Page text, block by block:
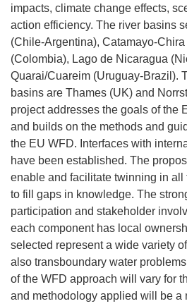
impacts, climate change effects,
action efficiency. The river basins
(Chile-Argentina), Catamayo-
(Colombia), Lago de Nicaragua
Quarai/Cuareim (Uruguay-Brazil).
basins are Thames (UK) and
project addresses the goals of the
and builds on the methods and
the EU WFD. Interfaces with
have been established. The
enable and facilitate twinning in all
to fill gaps in knowledge. The
participation and stakeholder
each component has local
selected represent a wide variety
also transboundary water
of the WFD approach will vary for
and methodology applied will be a